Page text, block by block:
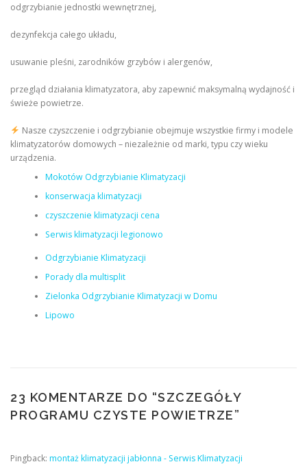
odgrzybianie jednostki wewnętrznej,
dezynfekcja całego układu,
usuwanie pleśni, zarodników grzybów i alergenów,
przegląd działania klimatyzatora, aby zapewnić maksymalną wydajność i
świeże powietrze.
Nasze czyszczenie i odgrzybianie obejmuje wszystkie firmy i modele
klimatyzatorów domowych – niezależnie od marki, typu czy wieku
urządzenia.
Mokotów Odgrzybianie Klimatyzacji
konserwacja klimatyzacji
czyszczenie klimatyzacji cena
Serwis klimatyzacji legionowo
Odgrzybianie Klimatyzacji
Porady dla multisplit
Zielonka Odgrzybianie Klimatyzacji w Domu
Lipowo
23 KOMENTARZE DO “SZCZEGÓŁY
PROGRAMU CZYSTE POWIETRZE”
Pingback: montaż klimatyzacji jabłonna - Serwis Klimatyzacji